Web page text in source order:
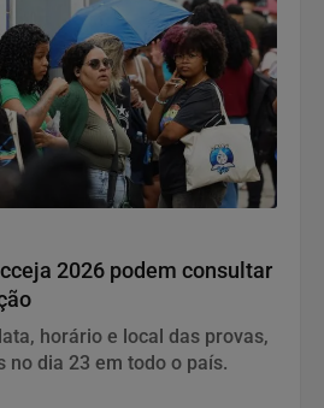
2026 podem consultar
horário e local das provas,
no dia 23 em todo o país.